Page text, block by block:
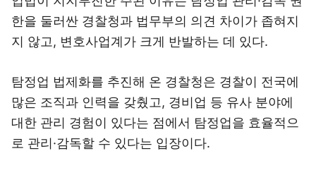
한을 둘러싼 경찰청과 법무부의 의견 차이가 좁혀지
지 않고, 변호사업계가 크게 반발하는 데 있다.
탐정업 법제화를 추진해 온 경찰청은 경찰이 전국에
많은 조직과 인력을 갖췄고, 경비업 등 유사 분야에
대한 관리 경험이 있다는 점에서 탐정업을 효율적으
로 관리·감독할 수 있다는 입장이다.